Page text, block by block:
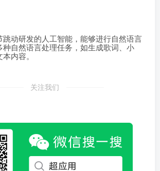
跳动研发的人工智能，能够进行自然语言
种自然语言处理任务，如生成歌词、小
内容。
关注我们